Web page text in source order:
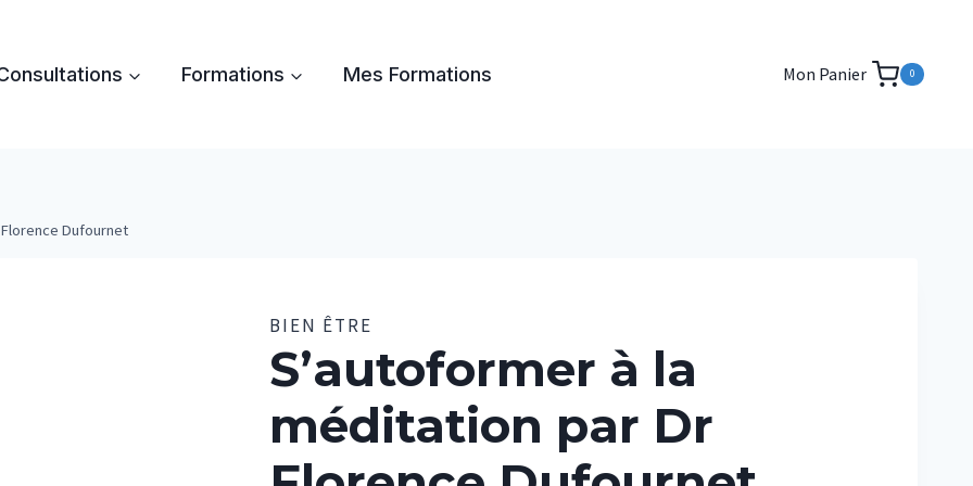
Formations Mes Formations Mon Panier 0
Dufournet
BIEN ÊTRE
S’autoformer à la
méditation par Dr